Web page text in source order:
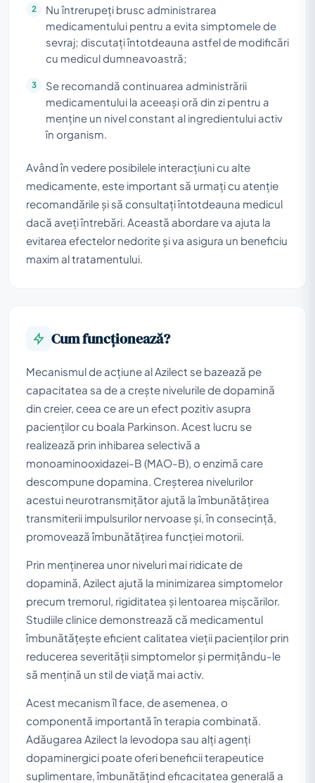
Nu întrerupeți brusc administrarea
medicamentului pentru a evita simptomele de
sevraj; discutați întotdeauna astfel de modificări
cu medicul dumneavoastră;
Se recomandă continuarea administrării
medicamentului la aceeași oră din zi pentru a
menține un nivel constant al ingredientului activ
în organism.
Având în vedere posibilele interacțiuni cu alte
medicamente, este important să urmați cu atenție
recomandările și să consultați întotdeauna medicul
dacă aveți întrebări. Această abordare va ajuta la
evitarea efectelor nedorite și va asigura un beneficiu
maxim al tratamentului.
Cum funcționează?
Mecanismul de acțiune al Azilect se bazează pe
capacitatea sa de a crește nivelurile de dopamină
din creier, ceea ce are un efect pozitiv asupra
pacienților cu boala Parkinson. Acest lucru se
realizează prin inhibarea selectivă a
monoaminooxidazei-B (MAO-B), o enzimă care
descompune dopamina. Creșterea nivelurilor
acestui neurotransmițător ajută la îmbunătățirea
transmiterii impulsurilor nervoase și, în consecință,
promovează îmbunătățirea funcției motorii.
Prin menținerea unor niveluri mai ridicate de
dopamină, Azilect ajută la minimizarea simptomelor
precum tremorul, rigiditatea și lentoarea mișcărilor.
Studiile clinice demonstrează că medicamentul
îmbunătățește eficient calitatea vieții pacienților prin
reducerea severității simptomelor și permițându-le
să mențină un stil de viață mai activ.
Acest mecanism îl face, de asemenea, o
componentă importantă în terapia combinată.
Adăugarea Azilect la levodopa sau alți agenți
dopaminergici poate oferi beneficii terapeutice
suplimentare, îmbunătățind eficacitatea generală a